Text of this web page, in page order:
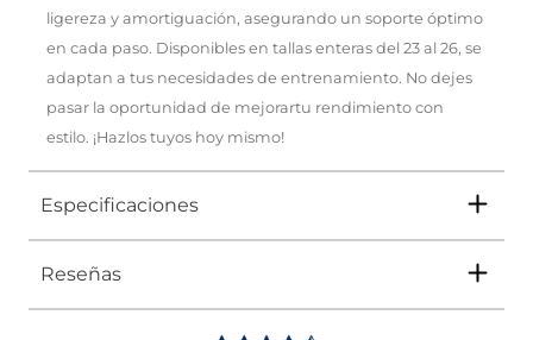
ligereza y amortiguación, asegurando un soporte óptimo
en cada paso. Disponibles en tallas enteras del 23 al 26, se
adaptan a tus necesidades de entrenamiento. No dejes
pasar la oportunidad de mejorartu rendimiento con
estilo. ¡Hazlos tuyos hoy mismo!
Especificaciones
Tipo
Reseñas